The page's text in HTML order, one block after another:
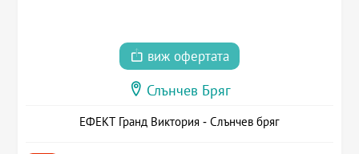
виж офертата
Слънчев Бряг
ЕФЕКТ Гранд Виктория - Слънчев бряг